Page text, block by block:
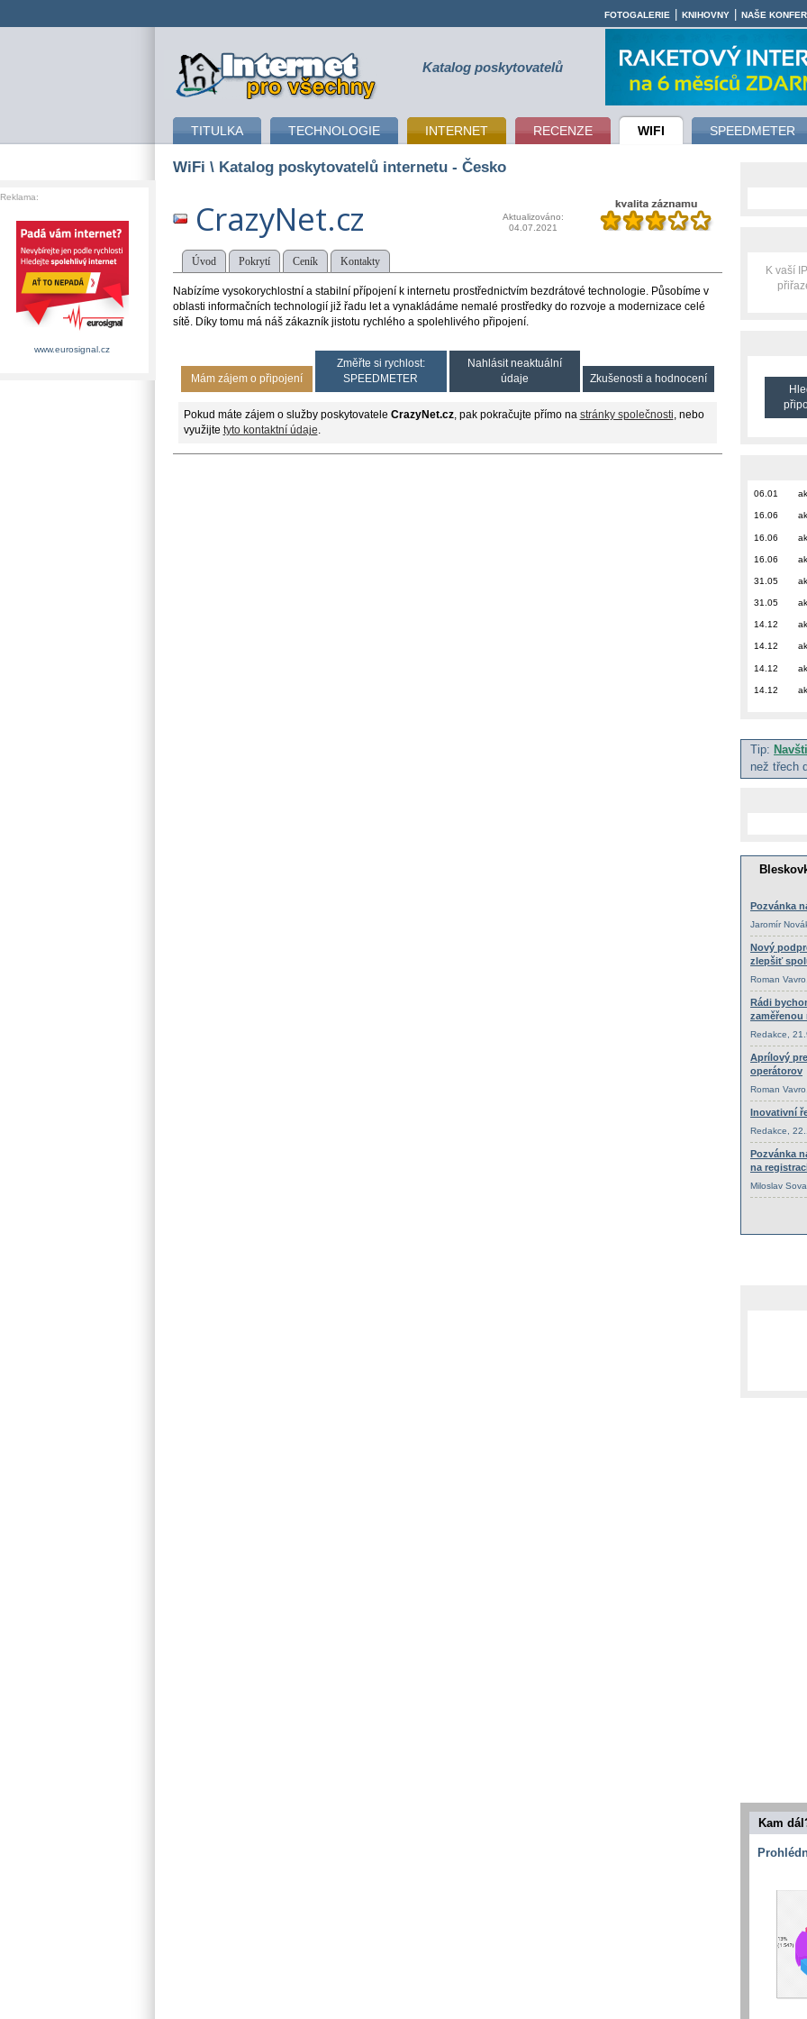
připojení k internetu Katalog poskytovatelů
TITULKA TECHNOLOGIE INTERNET RECENZE WIFI SPEEDMETER
FOTOGALERIE KNIHOVNY NAŠE
WiFi \ Katalog poskytovatelů internetu - Česko
CrazyNet.cz
Aktualizováno:
04.07.2021
Úvod Pokrytí Ceník Kontakty
Nabízíme vysokorychlostní a stabilní přípojení k internetu prostřednictvím bezdrátové technologie. Působíme v
oblasti informačních technologií již řadu let a vynakládáme nemalé prostředky do rozvoje a modernizace celé
sítě. Díky tomu má náš zákazník jistotu rychlého a spolehlivého připojení.
Mám zájem o připojení
Změřte si rychlost:
SPEEDMETER
Nahlásit neaktuální
údaje
Zkušenosti a hodnocení
Pokud máte zájem o služby poskytovatele CrazyNet.cz, pak pokračujte přímo na stránky společnosti , nebo
využijte tyto kontaktní údaje
K vaší
06.01
16.06
16.06
16.06
31.05
31.05
14.12
14.12
14.12
14.12
Tip:
než třech
Kam
Reklama:
www.eurosignal.cz